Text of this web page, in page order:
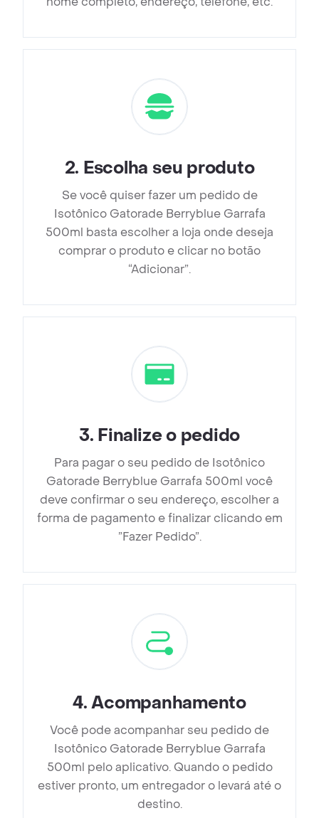
2. Escolha seu produto
Se você quiser fazer um pedido de
Isotônico Gatorade Berryblue Garrafa
500ml basta escolher a loja onde deseja
comprar o produto e clicar no botão
“Adicionar”.
3. Finalize o pedido
Para pagar o seu pedido de Isotônico
Gatorade Berryblue Garrafa 500ml você
deve confirmar o seu endereço, escolher a
forma de pagamento e finalizar clicando em
”Fazer Pedido”.
4.Acompanhamento
Você pode acompanhar seu pedido de
Isotônico Gatorade Berryblue Garrafa
500ml pelo aplicativo. Quando o pedido
estiver pronto, um entregador o levará até o
destino.